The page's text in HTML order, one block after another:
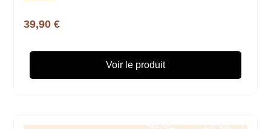
39,90 €
Voir le produit